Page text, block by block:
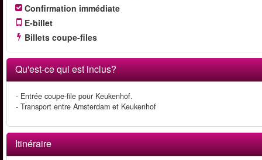
Confirmation immédiate
E-billet
Billets coupe-files
Qu'est-ce qui est inclus?
- Entrée coupe-file pour Keukenhof.
- Transport entre Amsterdam et Keukenhof
Itinéraire